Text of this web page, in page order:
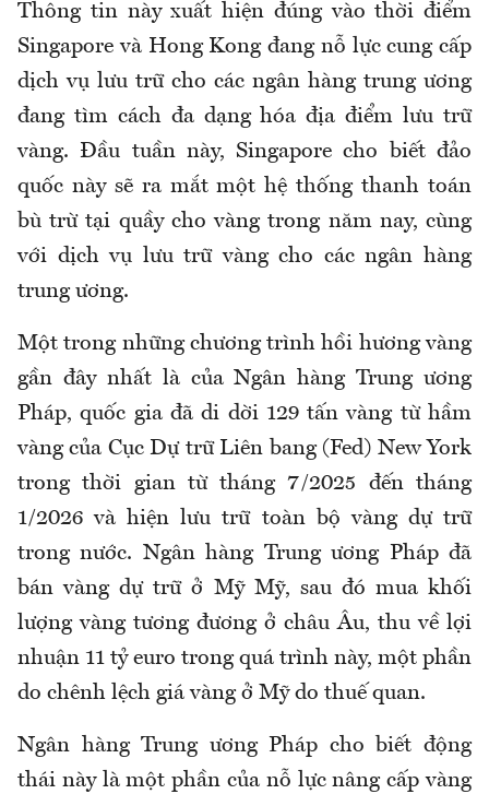
Thông tin này xuất hiện đúng vào thời điểm
Singapore và Hong Kong đang nỗ lực cung cấp
dịch vụ lưu trữ cho các ngân hàng trung ương
đang tìm cách đa dạng hóa địa điểm lưu trữ
vàng. Đầu tuần này, Singapore cho biết đảo
quốc này sẽ ra mắt một hệ thống thanh toán
bù trừ tại quầy cho vàng trong năm nay, cùng
với dịch vụ lưu trữ vàng cho các ngân hàng
trung ương.
Một trong những chương trình hồi hương vàng
gần đây nhất là của Ngân hàng Trung ương
Pháp, quốc gia đã di dời 129 tấn vàng từ hầm
vàng của Cục Dự trữ Liên bang (Fed) New York
trong thời gian từ tháng 7/2025 đến tháng
1/2026 và hiện lưu trữ toàn bộ vàng dự trữ
trong nước. Ngân hàng Trung ương Pháp đã
bán vàng dự trữ ở Mỹ Mỹ, sau đó mua khối
lượng vàng tương đương ở châu Âu, thu về lợi
nhuận 11 tỷ euro trong quá trình này, một phần
do chênh lệch giá vàng ở Mỹ do thuế quan.
Ngân hàng Trung ương Pháp cho biết động
thái này là một phần của nỗ lực nâng cấp vàng